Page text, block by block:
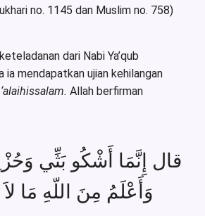
no. 1145 dan Muslim no. 758)
dari Nabi Ya’qub
ia mendapatkan ujian kehilangan
‘alaihissalam. Allah berfirman
قال إِنَّمَا أَشْكُو بَثِّي
وَأَعْلَمُ مِنَ اللّهِ مَا